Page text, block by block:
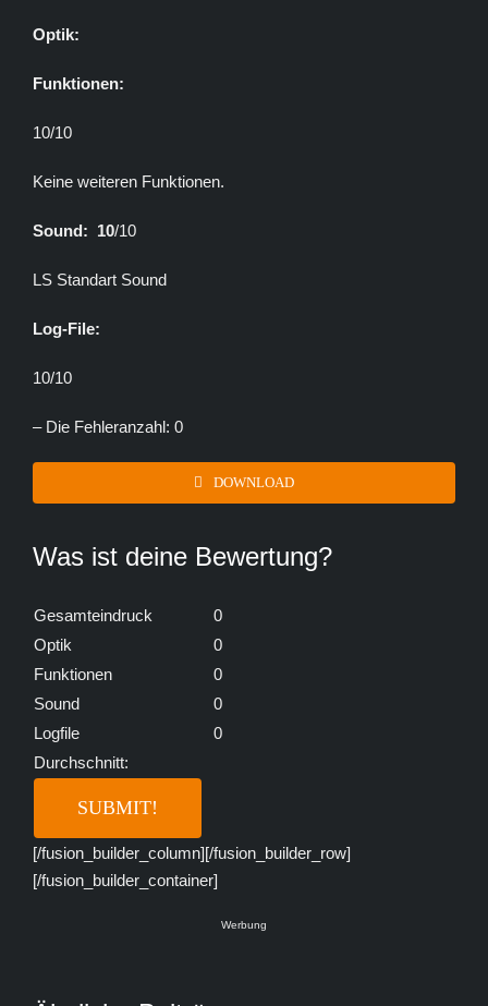
Optik:
Funktionen:
10/10
Keine weiteren Funktionen.
Sound: 10/10
LS Standart Sound
Log-File:
10/10
– Die Fehleranzahl: 0
DOWNLOAD
Was ist deine Bewertung?
Gesamteindruck
0
Optik
0
Funktionen
0
Sound
0
Logfile
0
Durchschnitt:
[/fusion_builder_column][/fusion_builder_row]
[/fusion_builder_container]
Werbung